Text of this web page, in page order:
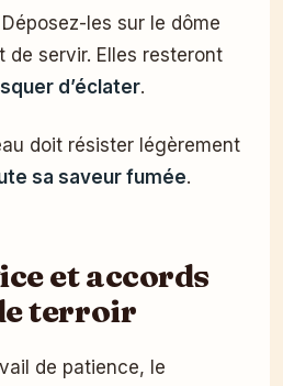
les sur le dôme
de servir. Elles resteront
d’éclater.
doit résister légèrement
sa saveur fumée.
et accords
terroir
de patience, le